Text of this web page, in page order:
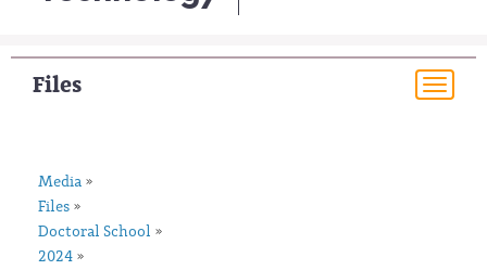
Files
Media »
Files »
Doctoral School »
2024 »